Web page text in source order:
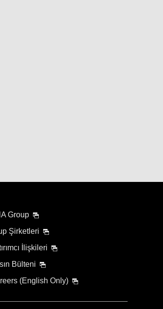
Group
Şirketleri
İlişkileri
Bülteni
(English Only)